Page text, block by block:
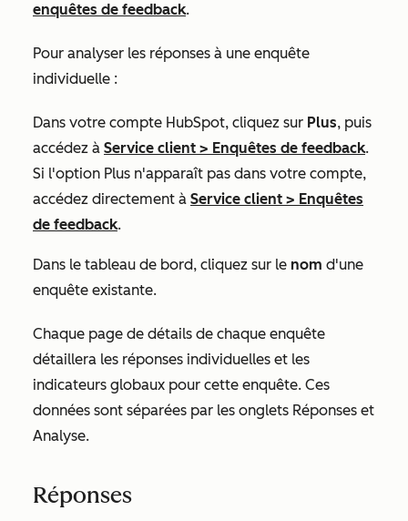
enquêtes de feedback.
Pour analyser les réponses à une enquête
individuelle :
Dans votre compte HubSpot, cliquez sur Plus, puis
accédez à Service client > Enquêtes de feedback.
Si l'option Plus n'apparaît pas dans votre compte,
accédez directement à Service client > Enquêtes
de feedback.
Dans le tableau de bord, cliquez sur le nom d'une
enquête existante.
Chaque page de détails de chaque enquête
détaillera les réponses individuelles et les
indicateurs globaux pour cette enquête. Ces
données sont séparées par les onglets Réponses et
Analyse.
Réponses